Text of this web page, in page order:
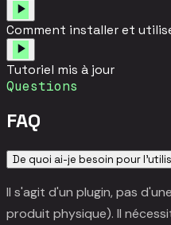
Comment installer et
Tutoriel mis à jour
Questions
FAQ
De quoi ai-je besoin pour
Il s'agit d'un plugin, pas
produit physique). Il